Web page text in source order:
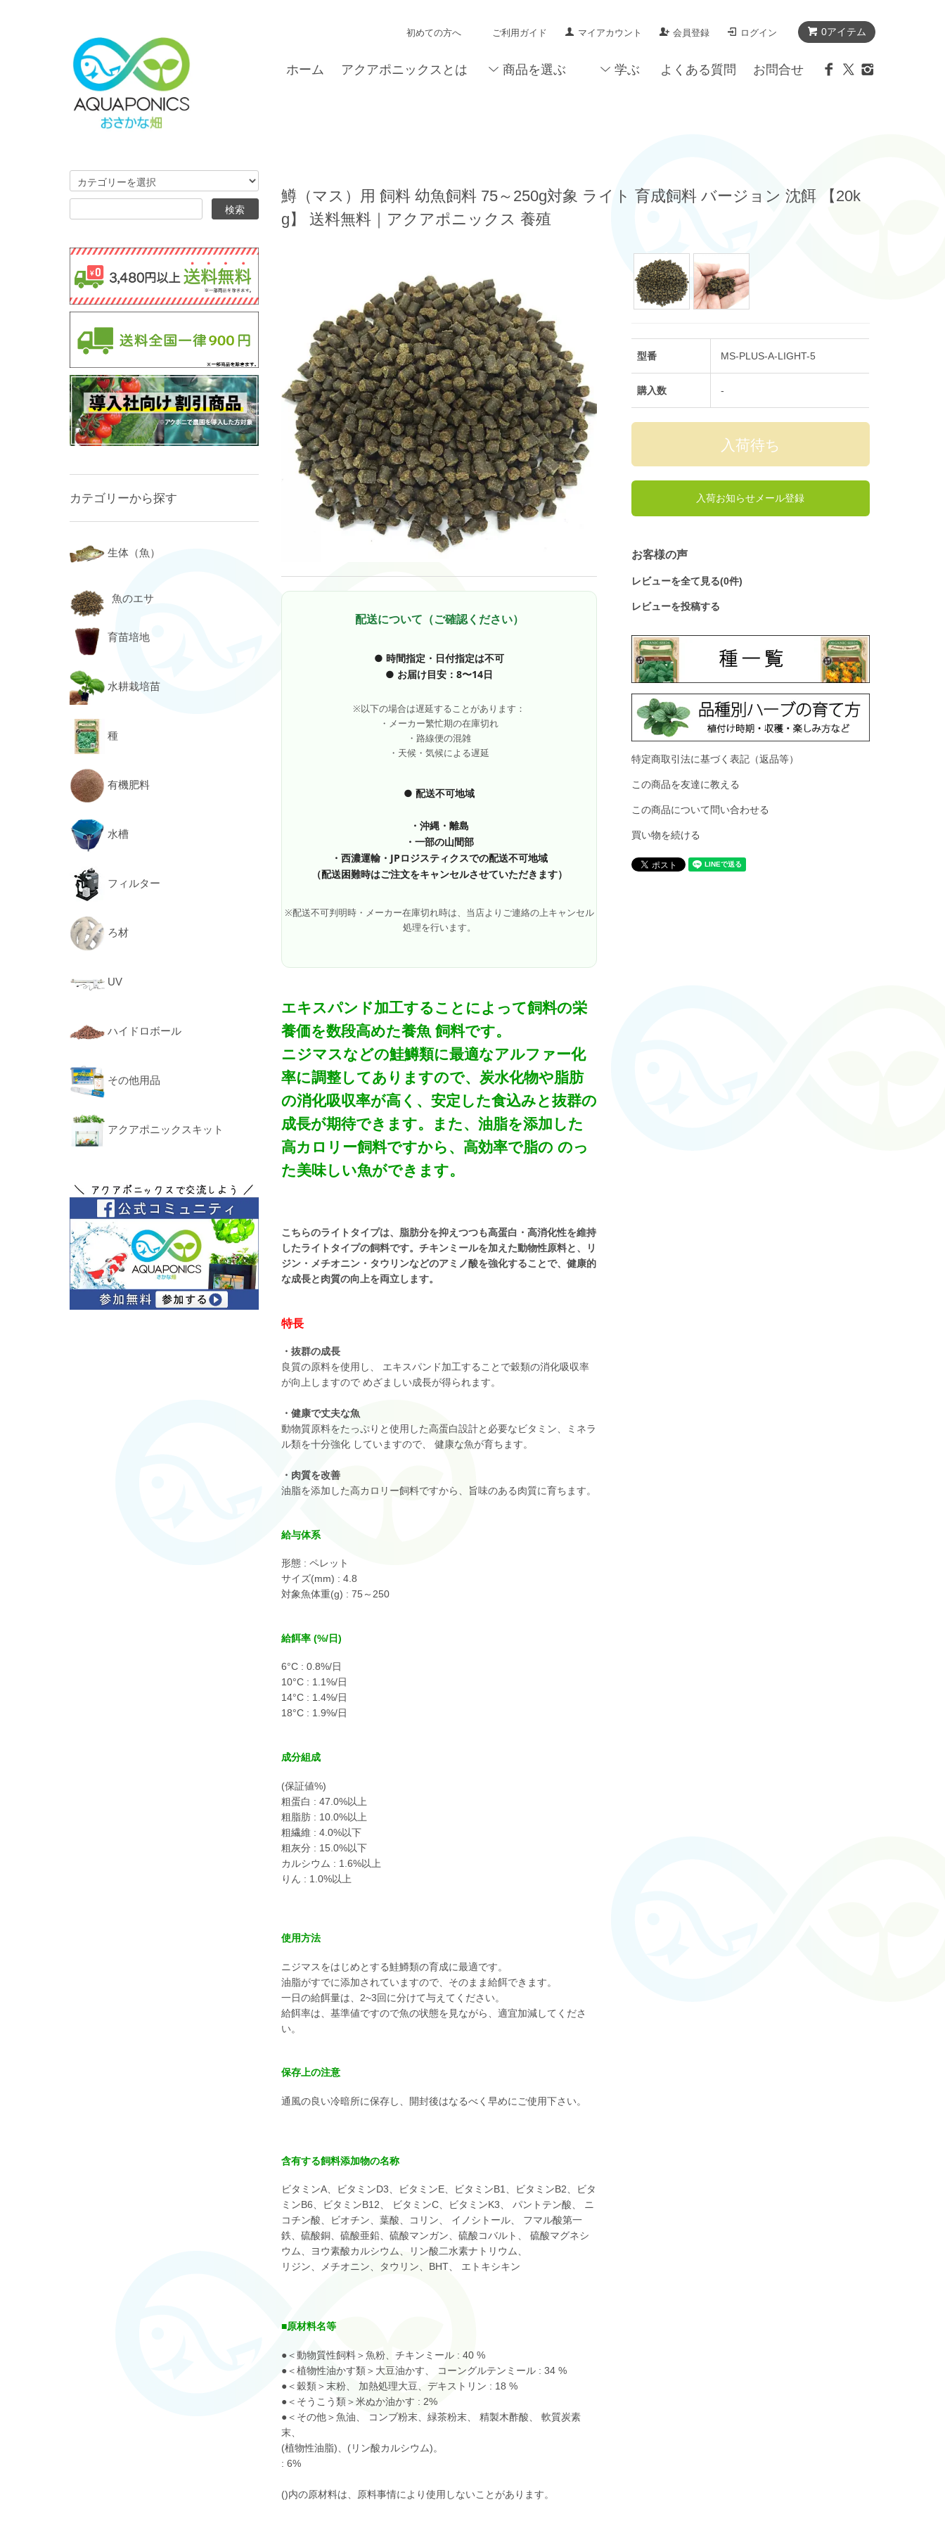
0アイテム
初めての方へ ご利用ガイド マイアカウント 会員登録 ログイン
ホーム アクアポニックスとは 商品を選ぶ 学ぶ よくある質問 お問合せ
鱒（マス）用 飼料 幼魚飼料 75～250g対象 ライト 育成飼料 バージョン 沈餌 【20k
g】 送料無料｜アクアポニックス 養殖
配送について（ご確認ください）
● 時間指定・日付指定は不可
● お届け目安：8〜14日
※以下の場合は遅延することがあります：
・メーカー繁忙期の在庫切れ
・路線便の混雑
・天候・気候による遅延
● 配送不可地域
・沖縄・離島
・一部の山間部
・西濃運輸・JPロジスティクスでの配送不可地域
（配送困難時はご注文をキャンセルさせていただきます）
※配送不可判明時・メーカー在庫切れ時は、当店よりご連絡の上キャンセル
処理を行います。
エキスパンド加工することによって飼料の栄
養価を数段高めた養魚 飼料です。
ニジマスなどの鮭鱒類に最適なアルファー化
率に調整してありますので、炭水化物や脂肪
の消化吸収率が高く、安定した食込みと抜群の
成長が期待できます。また、油脂を添加した
高カロリー飼料ですから、高効率で脂の のっ
た美味しい魚ができます。
こちらのライトタイプは、脂肪分を抑えつつも高蛋白・高消化性を維持
したライトタイプの飼料です。チキンミールを加えた動物性原料と、リ
ジン・メチオニン・タウリンなどのアミノ酸を強化することで、健康的
な成長と肉質の向上を両立します。
特長
・抜群の成長
良質の原料を使用し、 エキスパンド加工することで穀類の消化吸収率
が向上しますので めざましい成長が得られます。
・健康で丈夫な魚
動物質原料をたっぷりと使用した高蛋白設計と必要なビタミン、ミネラ
ル類を十分強化 していますので、 健康な魚が育ちます。
・肉質を改善
油脂を添加した高カロリー飼料ですから、旨味のある肉質に育ちます。
給与体系
形態 : ペレット
サイズ(mm) : 4.8
対象魚体重(g) : 75～250
給餌率 (%/日)
6°C : 0.8%/日
10°C : 1.1%/日
14°C : 1.4%/日
18°C : 1.9%/日
成分組成
(保証値%)
粗蛋白 : 47.0%以上
粗脂肪 : 10.0%以上
粗繊維 : 4.0%以下
粗灰分 : 15.0%以下
カルシウム : 1.6%以上
りん : 1.0%以上
使用方法
ニジマスをはじめとする鮭鱒類の育成に最適です。
油脂がすでに添加されていますので、そのまま給餌できます。
一日の給餌量は、2~3回に分けて与えてください。
給餌率は、基準値ですので魚の状態を見ながら、適宜加減してくださ
い。
保存上の注意
通風の良い冷暗所に保存し、開封後はなるべく早めにご使用下さい。
含有する飼料添加物の名称
ビタミンA、ビタミンD3、ビタミンE、ビタミンB1、ビタミンB2、ビタ
ミンB6、ビタミンB12、 ビタミンC、ビタミンK3、 パントテン酸、 ニ
コチン酸、ビオチン、葉酸、コリン、 イノシトール、 フマル酸第一
鉄、硫酸銅、硫酸亜鉛、硫酸マンガン、硫酸コバルト、 硫酸マグネシ
ウム、ヨウ素酸カルシウム、リン酸二水素ナトリウム、
リジン、メチオニン、タウリン、BHT、 エトキシキン
■原材料名等
●＜動物質性飼料＞魚粉、チキンミール : 40 %
●＜植物性油かす類＞大豆油かす、 コーングルテンミール : 34 %
●＜穀類＞末粉、 加熱処理大豆、デキストリン : 18 %
●＜そうこう類＞米ぬか油かす : 2%
●＜その他＞魚油、 コンブ粉末、緑茶粉末、 精製木酢酸、 軟質炭素
末、
(植物性油脂)、(リン酸カルシウム)。
: 6%
()内の原材料は、原料事情により使用しないことがあります。
型番 MS-PLUS-A-LIGHT-5
購入数 -
入荷お知らせメール登録
お客様の声
レビューを全て見る(0件)
レビューを投稿する
特定商取引法に基づく表記（返品等）
この商品を友達に教える
この商品について問い合わせる
買い物を続ける
カテゴリーから探す
生体（魚）
魚のエサ
育苗培地
水耕栽培苗
種
有機肥料
水槽
フィルター
ろ材
UV
ハイドロボール
その他用品
アクアポニックスキット